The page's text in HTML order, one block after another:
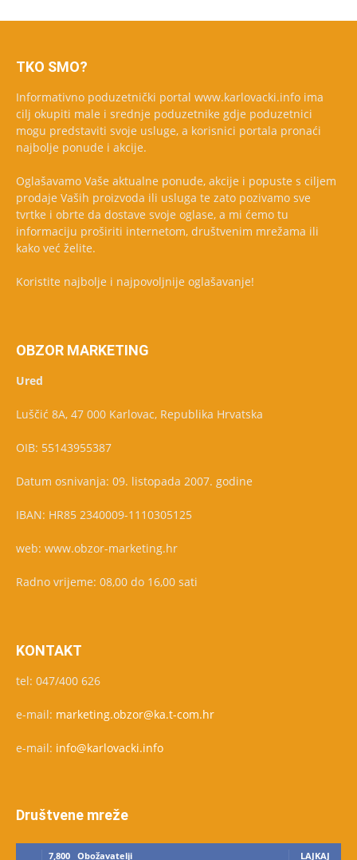
TKO SMO?
Informativno poduzetnički portal www.karlovacki.info ima
cilj okupiti male i srednje poduzetnike gdje poduzetnici
mogu predstaviti svoje usluge, a korisnici portala pronaći
najbolje ponude i akcije.
Oglašavamo Vaše aktualne ponude, akcije i popuste s ciljem
prodaje Vaših proizvoda ili usluga te zato pozivamo sve
tvrtke i obrte da dostave svoje oglase, a mi ćemo tu
informaciju proširiti internetom, društvenim mrežama ili
kako već želite.
Koristite najbolje i najpovoljnije oglašavanje!
OBZOR MARKETING
Ured
Luščić 8A, 47 000 Karlovac, Republika Hrvatska
OIB: 55143955387
Datum osnivanja: 09. listopada 2007. godine
IBAN: HR85 2340009-1110305125
web: www.obzor-marketing.hr
Radno vrijeme: 08,00 do 16,00 sati
KONTAKT
tel: 047/400 626
e-mail: marketing.obzor@ka.t-com.hr
e-mail: info@karlovacki.info
Društvene mreže
7,800 Obožavatelji LAJKAJ